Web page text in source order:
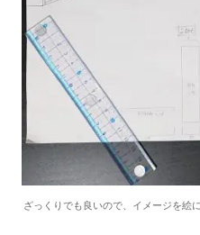
ざっくりでも良いので、イメージを絵